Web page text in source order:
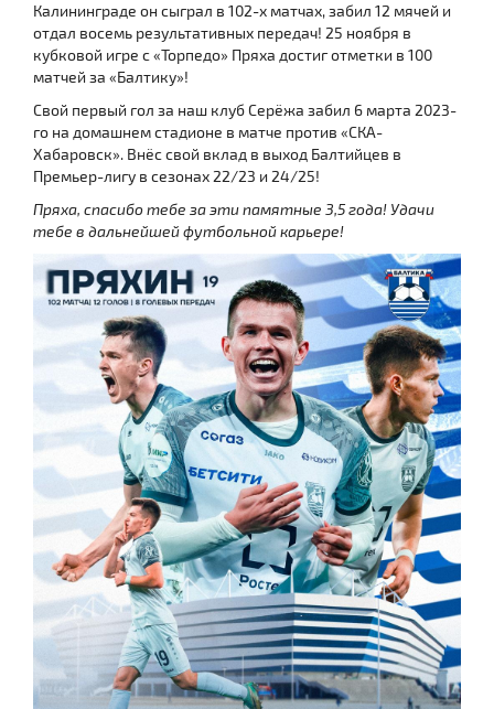
Калининграде он сыграл в 102-х матчах, забил 12 мячей и
отдал восемь результативных передач! 25 ноября в
кубковой игре с «Торпедо» Пряха достиг отметки в 100
матчей за «Балтику»!
Свой первый гол за наш клуб Серёжа забил 6 марта 2023-
го на домашнем стадионе в матче против «СКА-
Хабаровск». Внёс свой вклад в выход Балтийцев в
Премьер-лигу в сезонах 22/23 и 24/25!
Пряха, спасибо тебе за эти памятные 3,5 года! Удачи
тебе в дальнейшей футбольной карьере!